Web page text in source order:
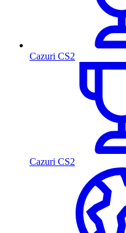
Cazuri CS2
Cazuri CS2